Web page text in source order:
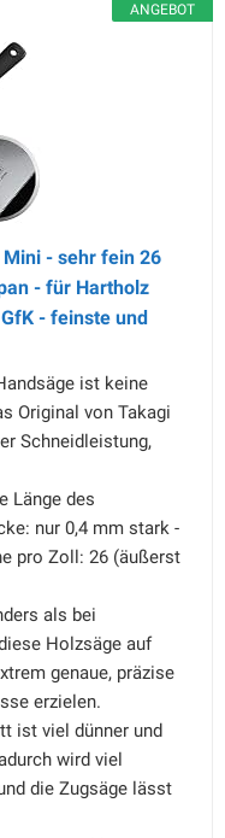
ANGEBOT
Mini - sehr fein 26
- für Hartholz
- feinste und
ist keine
Original von Takagi
Schneidleistung,
Länge des
nur 0,4 mm stark -
pro Zoll: 26 (äußerst
als bei
Holzsäge auf
genaue, präzise
erzielen.
ist viel dünner und
wird viel
die Zugsäge lässt